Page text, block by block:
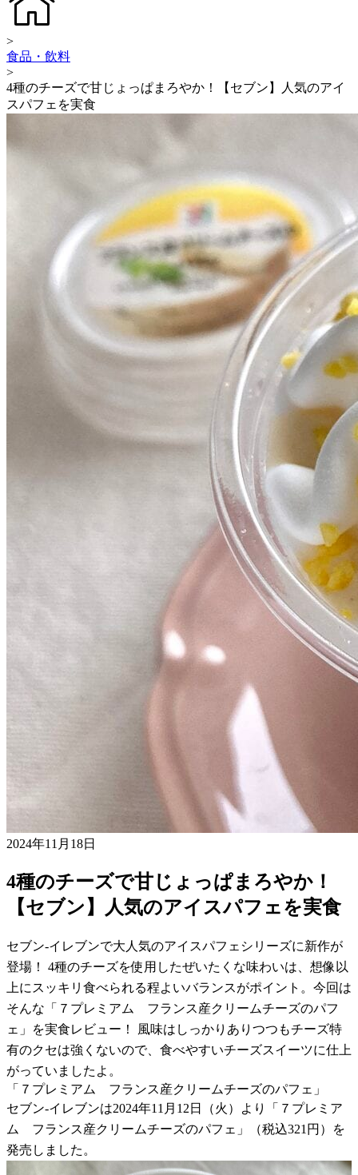
>
食品・飲料
>
4種のチーズで甘じょっぱまろやか！【セブン】人気のアイ
スパフェを実食
2024年11月18日
4種のチーズで甘じょっぱまろやか！
【セブン】人気のアイスパフェを実食
セブン-イレブンで大人気のアイスパフェシリーズに新作が
登場！ 4種のチーズを使用したぜいたくな味わいは、想像以
上にスッキリ食べられる程よいバランスがポイント。今回は
そんな「７プレミアム フランス産クリームチーズのパフ
ェ」を実食レビュー！ 風味はしっかりありつつもチーズ特
有のクセは強くないので、食べやすいチーズスイーツに仕上
がっていましたよ。
「７プレミアム フランス産クリームチーズのパフェ」
セブン-イレブンは2024年11月12日（火）より「７プレミア
ム フランス産クリームチーズのパフェ」（税込321円）を
発売しました。